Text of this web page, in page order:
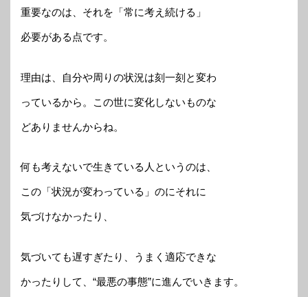
重要なのは、それを「常に考え続ける」
必要がある点です。
理由は、自分や周りの状況は刻一刻と変わ
っているから。この世に変化しないものな
どありませんからね。
何も考えないで生きている人というのは、
この「状況が変わっている」のにそれに
気づけなかったり、
気づいても遅すぎたり、うまく適応できな
かったりして、“最悪の事態”に進んでいきます。